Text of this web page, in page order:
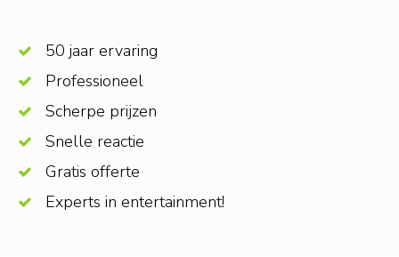
50 jaar ervaring
Professioneel
Scherpe prijzen
Snelle reactie
Gratis offerte
Experts in entertainment!